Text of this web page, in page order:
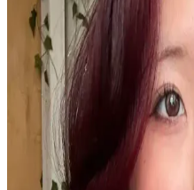
Dermalute Saç Koruma
Sağlığını Güçlendiren
Dermalute Saç Koruma
koruyarak saç dökülmesini
Tüm saç tiplerine uygun,
Dermasuction Kristal
Zımbası Modern ve Şık